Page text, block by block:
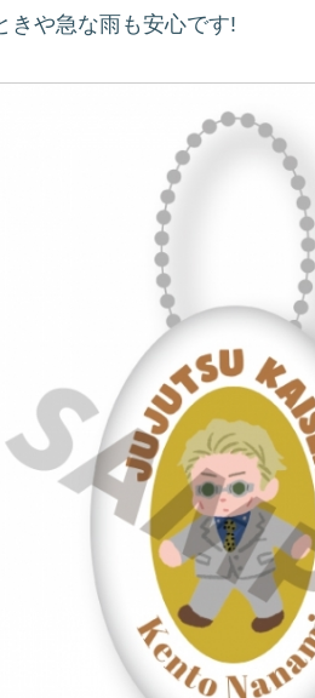
きや急な雨も安心です!